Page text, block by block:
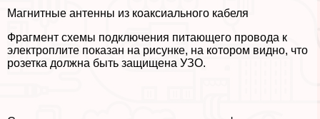
Магнитные антенны из коаксиального кабеля
Фрагмент схемы подключения питающего провода к
электроплите показан на рисунке, на котором видно, что
розетка должна быть защищена УЗО.